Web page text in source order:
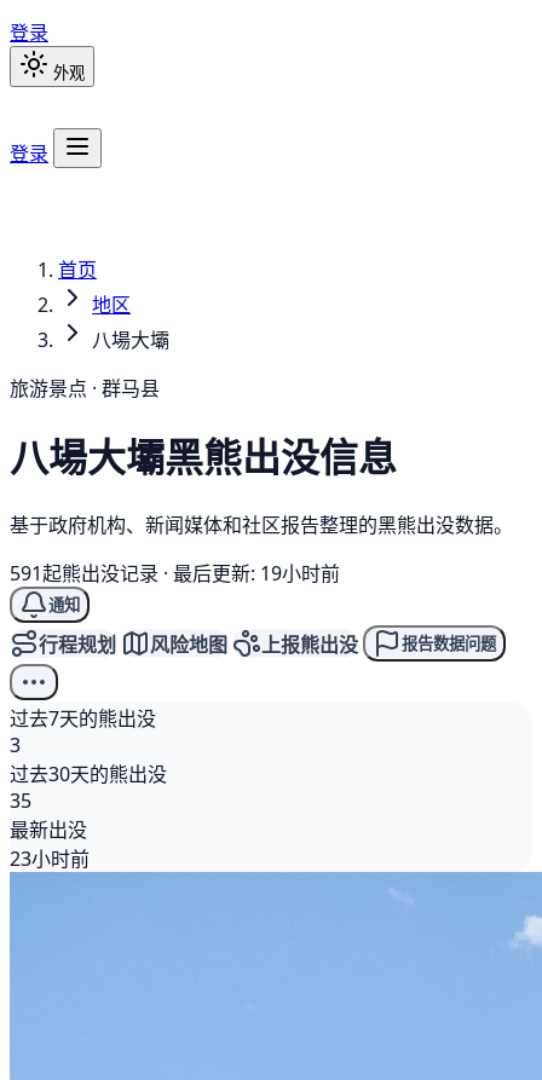
登录
外观
登录
首页
地区
八場大壩
旅游景点 · 群马县
八場大壩黑熊出没信息
基于政府机构、新闻媒体和社区报告整理的黑熊出没数据。
591起熊出没记录 · 最后更新: 19小时前
通知
行程规划 风险地图 上报熊出没 报告数据问题
过去7天的熊出没
3
过去30天的熊出没
35
最新出没
23小时前